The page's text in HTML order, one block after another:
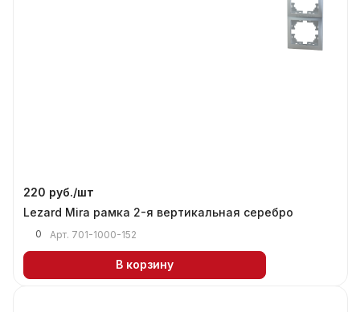
220 руб./шт
Lezard Mira рамка 2-я вертикальная серебро
0 Арт. 701-1000-152
В корзину